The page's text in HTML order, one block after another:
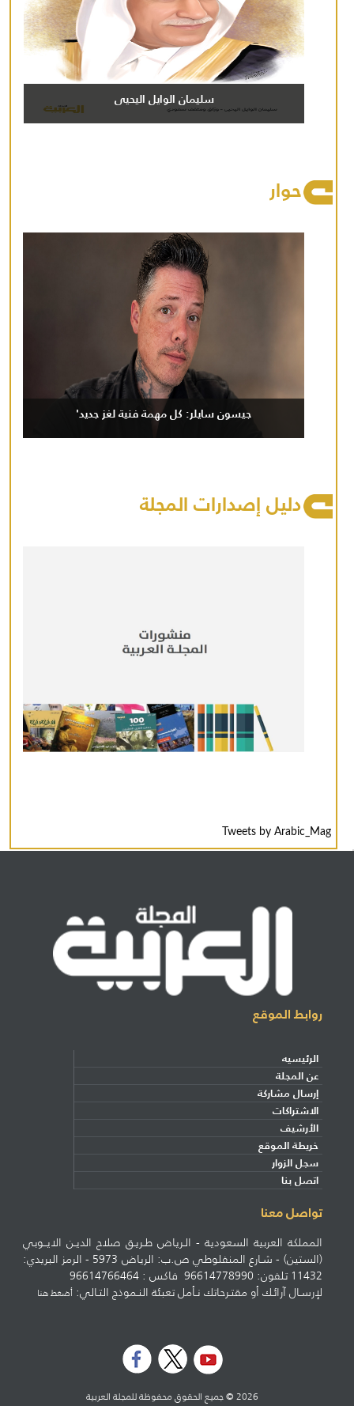
سليمان الوايل اليحيى
حوار
جيسون سايلر: كل مهمة فنية لغز جديد'
دليل إصدارات المجلة
Tweets by Arabic_Mag
روابط الموقع
الرئيسيه
عن المجلة
إرسال مشاركة
الاشتراكات
الأرشيف
خريطة الموقع
سجل الزوار
اتصل بنا
تواصل معنا
المملكة العربية السعودية - الـرياض طـريـق صلاح الديـن الايــوبي
(الستين) - شـارع المنفلوطي ص.ب: الرياض 5973 - الرمز البريدي:
11432 تلفون: 96614778990 فاكس : 96614766464
لإرسـال آرائـك أو مقتـرحاتك نـأمل تعبئة النـموذج التـالي:أضغط هنا
2026 © جميع الحقوق محفوظة للمجلة العربية